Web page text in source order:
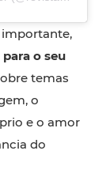
o seu
temas
o
e o amor
do